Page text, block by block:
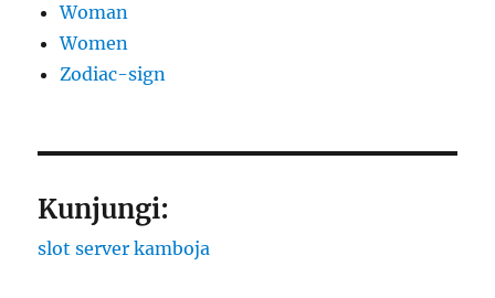
Woman
Women
Zodiac-sign
Kunjungi:
slot server kamboja